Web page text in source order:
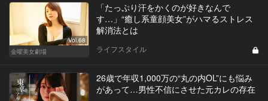
Vol.68
金曜美女劇場
「たっぷり汗をかくのが好きなんで
す…」“癒し系童顔美女”がハマるストレス
解消法とは
ライフスタイル
26歳で年収1,000万の“丸の内OL”にも悩み
があって…男性不信にさせた元カレの存在